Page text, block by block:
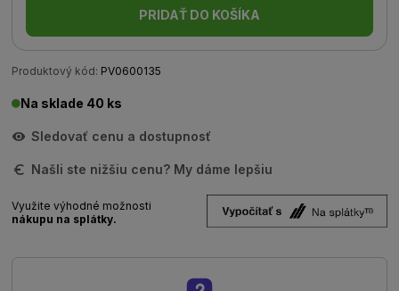
PRIDAŤ DO KOŠÍKA
Produktový kód: PV0600135
Na sklade 40 ks
Sledovať cenu a dostupnosť
Našli ste nižšiu cenu? My dáme lepšiu
Využite výhodné možnosti
nákupu na splátky.